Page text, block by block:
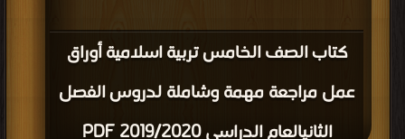
كتاب الصف الخامس تربية اسلامية أوراق
عمل مراجعة مهمة وشاملة لدروس الفصل